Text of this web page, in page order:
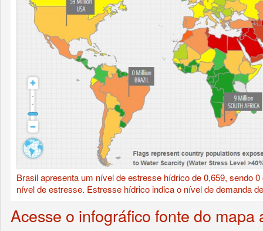
Brasil apresenta um nível de estresse hídrico de 0,659, sendo
nível de estresse. Estresse hídrico indica o nível de demanda
Acesse o infográfico fonte do mapa